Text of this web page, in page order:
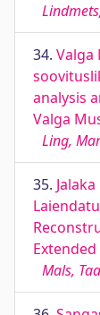
34. Valga
analysis
Valga
Ling,
35.
Mals,